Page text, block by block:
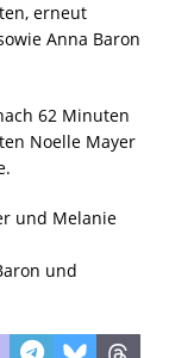
erneut
Anna Baron
62 Minuten
Noelle Mayer
und Melanie
und